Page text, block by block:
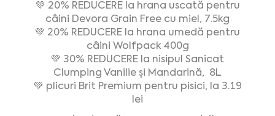
💚 20% REDUCERE la hrana uscată pentru
câini Devora Grain Free cu miel, 7.5kg
💚 20% REDUCERE la hrana umedă pentru
câini Wolfpack 400g
💚 30% REDUCERE la nisipul Sanicat
Clumping Vanilie și Mandarină, 8L
💚 plicuri Brit Premium pentru pisici, la 3.19
lei